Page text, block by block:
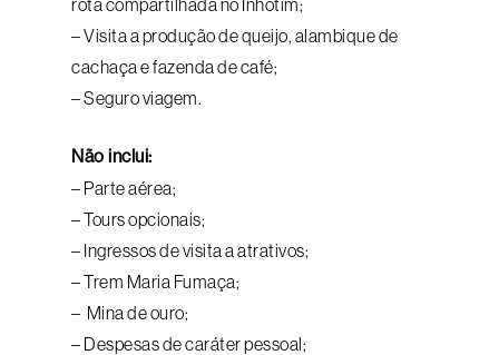
rota compartilhada no Inhotim;
– Visita a produção de queijo, alambique de
cachaça e fazenda de café;
– Seguro viagem.
Não inclui:
– Parte aérea;
– Tours opcionais;
– Ingressos de visita a atrativos;
– Trem Maria Fumaça;
– Mina de ouro;
– Despesas de caráter pessoal;